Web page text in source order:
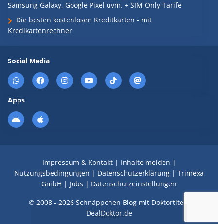
Samsung Galaxy, Google Pixel uvm. + SIM-Only-Tarife
Die besten kostenlosen Kreditkarten - mit
Kredikartenrechner
Social Media
Apps
Impressum & Kontakt| Inhalte melden |
Nutzungsbedingungen | Datenschutzerklärung | Trimexa
GmbH | Jobs | Datenschutzeinstellungen
© 2008 - 2026 Schnäppchen Blog mit Doktortitel -
DealDoktor.de